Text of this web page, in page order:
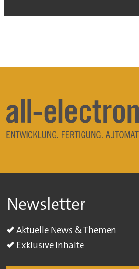
Newsletter
Aktuelle News & Themen
Exklusive Inhalte